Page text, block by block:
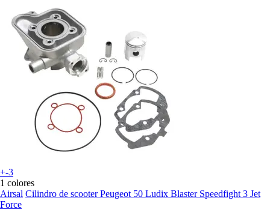
+-3
1 colores
Airsal Cilindro de scooter Peugeot 50 Ludix Blaster Speedfight 3 Jet
Force